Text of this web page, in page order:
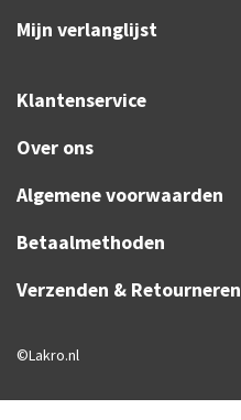
Mijn verlanglijst
Klantenservice
Over ons
Algemene voorwaarden
Betaalmethoden
Verzenden & Retourneren
©Lakro.nl